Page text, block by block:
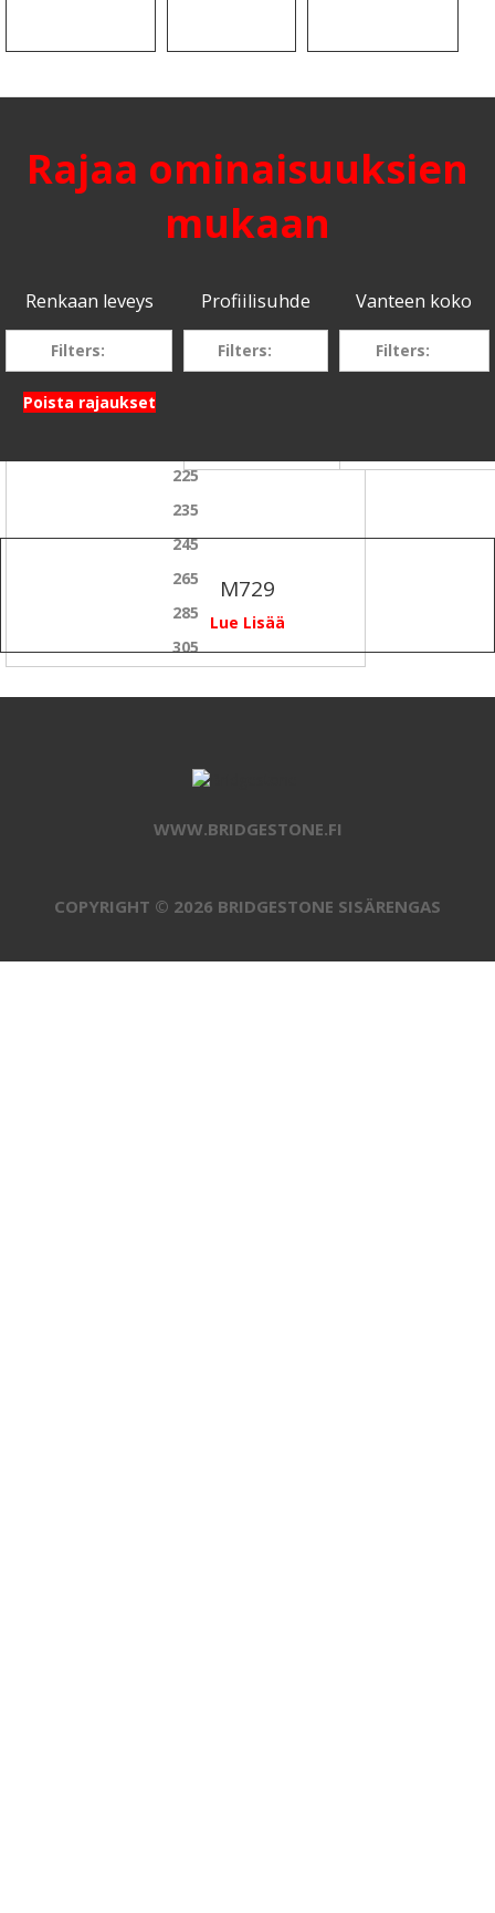
Rajaa ominaisuuksien
mukaan
Renkaan leveys
Filters:
225
235
245
265
285
305
Profiilisuhde
Filters:
Vanteen koko
Filters:
Poista rajaukset
M729
Lue Lisää
WWW.BRIDGESTONE.FI
COPYRIGHT © 2026 BRIDGESTONE SISÄRENGAS